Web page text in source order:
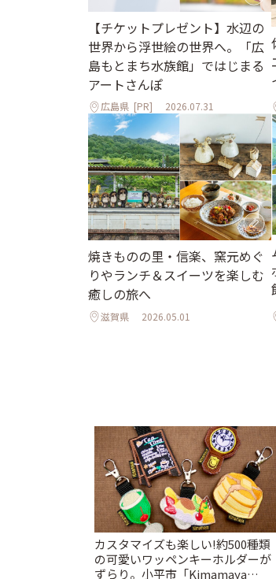
【チケットプレゼント】水辺の
世界から浮世絵の世界へ。「広
島もとまち水族館」ではじまる
アートさんぽ
広島県 [PR] 2026.07.31
焼きものの里・信楽、窯元めぐ
りやランチ＆スイーツを楽しむ
癒しの旅へ
滋賀県 2026.05.01
カスタマイズも楽しい!約500種類
の可愛いワッペンキーホルダーが
ずらり。小平市「Kimamaya